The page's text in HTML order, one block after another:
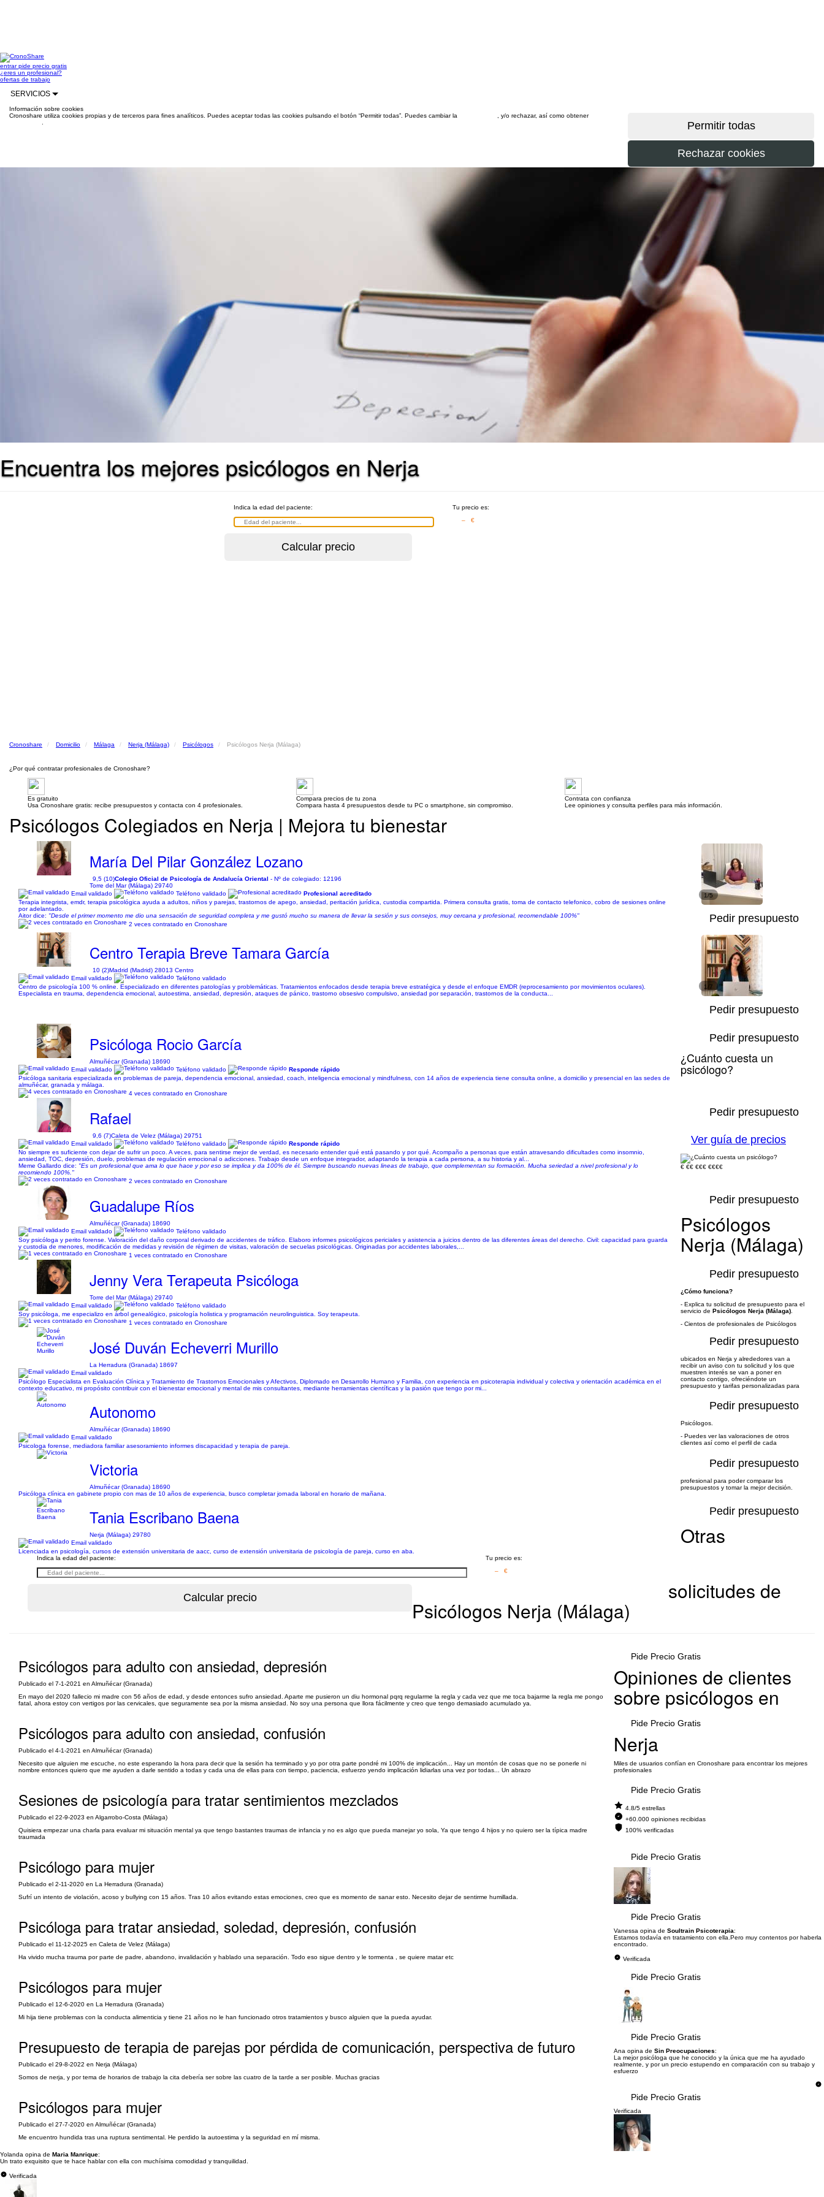
entrarpide precio gratis
¿eres un profesional?
ofertas de trabajo
SERVICIOS
Información sobre cookies
Cronoshare utiliza cookies propias y de terceros para fines analíticos. Puedes aceptar todas las cookies pulsando el botón “Permitir todas”. Puedes cambiar la
, y/o rechazar, así como obtener
Encuentra los mejores psicólogos en Nerja
Indica la edad del paciente:
Tu precio es:
– €
Cronoshare Domicilio Málaga Nerja (Málaga) Psicólogos Psicólogos Nerja (Málaga)
¿Por qué contratar profesionales de Cronoshare?
Es gratuito
Usa Cronoshare gratis: recibe presupuestos y contacta con 4 profesionales.
Compara precios de tu zona
Compara hasta 4 presupuestos desde tu PC o smartphone, sin compromiso.
Contrata con confianza
Lee opiniones y consulta perfiles para más información.
Psicólogos Colegiados en Nerja | Mejora tu bienestar
María Del Pilar González Lozano
9,5 (10)Colegio Oficial de Psicología de Andalucía Oriental - Nº de colegiado: 12196
Torre del Mar (Málaga) 29740
Email validado
Teléfono validado
Profesional acreditado
Terapia integrista, emdr, terapia psicológica ayuda a adultos, niños y parejas, trastornos de apego, ansiedad, peritación jurídica, custodia compartida. Primera consulta gratis, toma de contacto telefonico, cobro de sesiones online
por adelantado.
Aitor dice: "Desde el primer momento me dio una sensación de seguridad completa y me gustó mucho su manera de llevar la sesión y sus consejos, muy cercana y profesional, recomendable 100%"
2 veces contratado en Cronoshare
1/5
Pedir presupuesto
Centro Terapia Breve Tamara García
10 (2)Madrid (Madrid) 28013 Centro
Email validado
Teléfono validado
Centro de psicología 100 % online. Especializado en diferentes patologías y problemáticas. Tratamientos enfocados desde terapia breve estratégica y desde el enfoque EMDR (reprocesamiento por movimientos oculares).
Especialista en trauma, dependencia emocional, autoestima, ansiedad, depresión, ataques de pánico, trastorno obsesivo compulsivo, ansiedad por separación, trastornos de la conducta...
1/7
Pedir presupuesto
Psicóloga Rocio García
Almuñécar (Granada) 18690
Email validado
Teléfono validado
Responde rápido
Psicóloga sanitaria especializada en problemas de pareja, dependencia emocional, ansiedad, coach, inteligencia emocional y mindfulness, con 14 años de experiencia tiene consulta online, a domicilio y presencial en las sedes de
almuñécar, granada y málaga.
4 veces contratado en Cronoshare
Pedir presupuesto
Rafael
9,6 (7)Caleta de Velez (Málaga) 29751
Email validado
Teléfono validado
Responde rápido
No siempre es suficiente con dejar de sufrir un poco. A veces, para sentirse mejor de verdad, es necesario entender qué está pasando y por qué. Acompaño a personas que están atravesando dificultades como insomnio,
ansiedad, TOC, depresión, duelo, problemas de regulación emocional o adicciones. Trabajo desde un enfoque integrador, adaptando la terapia a cada persona, a su historia y al...
Meme Gallardo dice: "Es un profesional que ama lo que hace y por eso se implica y da 100% de él. Siempre buscando nuevas lineas de trabajo, que complementan su formación. Mucha seriedad a nivel profesional y lo
recomiendo 100%."
2 veces contratado en Cronoshare
Pedir presupuesto
Guadalupe Ríos
Almuñécar (Granada) 18690
Email validado
Teléfono validado
Soy psicóloga y perito forense. Valoración del daño corporal derivado de accidentes de tráfico. Elaboro informes psicológicos periciales y asistencia a juicios dentro de las diferentes áreas del derecho. Civil: capacidad para guarda
y custodia de menores, modificación de medidas y revisión de régimen de visitas, valoración de secuelas psicológicas. Originadas por accidentes laborales,...
1 veces contratado en Cronoshare
Pedir presupuesto
Jenny Vera Terapeuta Psicóloga
Torre del Mar (Málaga) 29740
Email validado
Teléfono validado
Soy psicóloga, me especializo en árbol genealógico, psicología holistica y programación neurolinguistica. Soy terapeuta.
1 veces contratado en Cronoshare
Pedir presupuesto
José Duván Echeverri Murillo
La Herradura (Granada) 18697
Email validado
Psicólogo Especialista en Evaluación Clínica y Tratamiento de Trastornos Emocionales y Afectivos, Diplomado en Desarrollo Humano y Familia, con experiencia en psicoterapia individual y colectiva y orientación académica en el
contexto educativo, mi propósito contribuir con el bienestar emocional y mental de mis consultantes, mediante herramientas científicas y la pasión que tengo por mi...
Pedir presupuesto
Autonomo
Almuñécar (Granada) 18690
Email validado
Psicologa forense, mediadora familiar asesoramiento informes discapacidad y terapia de pareja.
Pedir presupuesto
Victoria
Almuñécar (Granada) 18690
Psicóloga clínica en gabinete propio con mas de 10 años de experiencia, busco completar jornada laboral en horario de mañana.
Pedir presupuesto
Tania Escribano Baena
Nerja (Málaga) 29780
Email validado
Licenciada en psicología, cursos de extensión universitaria de aacc, curso de extensión universitaria de psicología de pareja, curso en aba.
Pedir presupuesto
¿Cuánto cuesta un
psicólogo?
Ver guía de precios
€ €€ €€€ €€€€
Psicólogos
Nerja (Málaga)
¿Cómo funciona?
- Explica tu solicitud de presupuesto para el
servicio de Psicólogos Nerja (Málaga)
- Cientos de profesionales de Psicólogos
ubicados en Nerja y alrededores van a
recibir un aviso con tu solicitud y los que
muestren interés se van a poner en
contacto contigo, ofreciéndote un
presupuesto y tarifas personalizadas para
Psicólogos.
- Puedes ver las valoraciones de otros
clientes así como el perfil de cada
profesional para poder comparar los
presupuestos y tomar la mejor decisión.
Indica la edad del paciente:
Tu precio es:
– €
Otras
solicitudes de
Psicólogos Nerja (Málaga)
Psicólogos para adulto con ansiedad, depresión
Publicado el 7-1-2021 en Almuñécar (Granada)
En mayo del 2020 fallecio mi madre con 56 años de edad, y desde entonces sufro ansiedad. Aparte me pusieron un diu hormonal pqrq regularme la regla y cada vez que me toca bajarme la regla me pongo
fatal, ahora estoy con vertigos por las cervicales, que seguramente sea por la misma ansiedad. No soy una persona que llora fácilmente y creo que tengo demasiado acumulado ya.
Pide Precio Gratis
Psicólogos para adulto con ansiedad, confusión
Publicado el 4-1-2021 en Almuñécar (Granada)
Necesito que alguien me escuche, no este esperando la hora para decir que la sesión ha terminado y yo por otra parte pondré mi 100% de implicación... Hay un montón de cosas que no se ponerle ni
nombre entonces quiero que me ayuden a darle sentido a todas y cada una de ellas para con tiempo, paciencia, esfuerzo yendo implicación lidiarlas una vez por todas... Un abrazo
Pide Precio Gratis
Sesiones de psicología para tratar sentimientos mezclados
Publicado el 22-9-2023 en Algarrobo-Costa (Málaga)
Quisiera empezar una charla para evaluar mi situación mental ya que tengo bastantes traumas de infancia y no es algo que pueda manejar yo sola, Ya que tengo 4 hijos y no quiero ser la típica madre
traumada
Pide Precio Gratis
Psicólogo para mujer
Publicado el 2-11-2020 en La Herradura (Granada)
Sufrí un intento de violación, acoso y bullying con 15 años. Tras 10 años evitando estas emociones, creo que es momento de sanar esto. Necesito dejar de sentirme humillada.
Pide Precio Gratis
Psicóloga para tratar ansiedad, soledad, depresión, confusión
Publicado el 11-12-2025 en Caleta de Velez (Málaga)
Ha vivido mucha trauma por parte de padre, abandono, invalidación y hablado una separación. Todo eso sigue dentro y le tormenta , se quiere matar etc
Pide Precio Gratis
Psicólogos para mujer
Publicado el 12-6-2020 en La Herradura (Granada)
Mi hija tiene problemas con la conducta alimenticia y tiene 21 años no le han funcionado otros tratamientos y busco alguien que la pueda ayudar.
Pide Precio Gratis
Presupuesto de terapia de parejas por pérdida de comunicación, perspectiva de futuro
Publicado el 29-8-2022 en Nerja (Málaga)
Somos de nerja, y por tema de horarios de trabajo la cita debería ser sobre las cuatro de la tarde a ser posible. Muchas gracias
Pide Precio Gratis
Psicólogos para mujer
Publicado el 27-7-2020 en Almuñécar (Granada)
Me encuentro hundida tras una ruptura sentimental. He perdido la autoestima y la seguridad en mí misma.
Pide Precio Gratis
Opiniones de clientes
sobre psicólogos en
Nerja
Miles de usuarios confían en Cronoshare para encontrar los mejores
profesionales
4.8/5 estrellas
+60.000 opiniones recibidas
100% verificadas
Vanessa opina de Soultrain Psicoterapia:
Estamos todavía en tratamiento con ella.Pero muy contentos por haberla
encontrado.
Verificada
Ana opina de Sin Preocupaciones:
La mejor psicóloga que he conocido y la única que me ha ayudado
realmente, y por un precio estupendo en comparación con su trabajo y
esfuerzo
Verificada
Yolanda opina de Maria Manrique:
Un trato exquisito que te hace hablar con ella con muchísima comodidad y tranquilidad.
Verificada